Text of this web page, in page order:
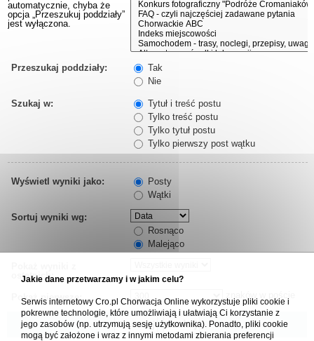
automatycznie, chyba że
opcja „Przeszukuj poddziały”
jest wyłączona.
Przeszukaj poddziały:
Tak
Nie
Szukaj w:
Tytuł i treść postu
Tylko treść postu
Tylko tytuł postu
Tylko pierwszy post wątku
Wyświetl wyniki jako:
Posty
Wątki
Sortuj wyniki wg:
Rosnąco
Malejąco
ostatnich:
Pokaż pierwsze:
Jakie dane przetwarzamy i w jakim celu?
Serwis internetowy Cro.pl Chorwacja Online wykorzystuje pliki cookie i
pokrewne technologie, które umożliwiają i ułatwiają Ci korzystanie z
jego zasobów (np. utrzymują sesję użytkownika). Ponadto, pliki cookie
mogą być założone i wraz z innymi metodami zbierania preferencji